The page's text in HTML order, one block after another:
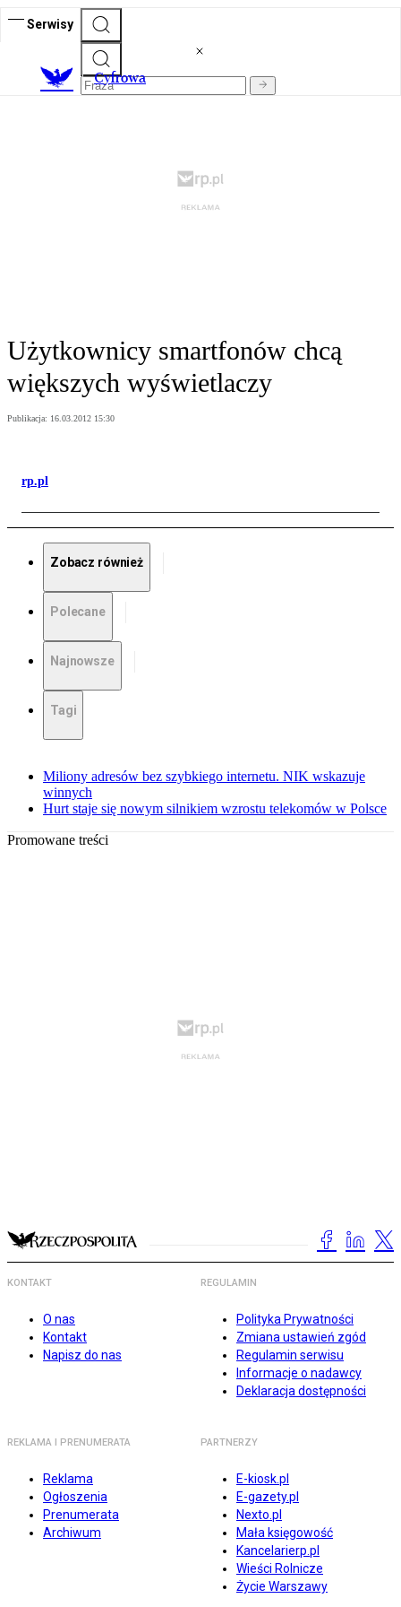
Serwisy
Cyfrowa
Użytkownicy smartfonów chcą
większych wyświetlaczy
Publikacja: 16.03.2012 15:30
rp.pl
Zobacz również
Polecane
Najnowsze
Tagi
Miliony adresów bez szybkiego internetu. NIK wskazuje
winnych
Hurt staje się nowym silnikiem wzrostu telekomów w Polsce
Promowane treści
KONTAKT
O nas
Kontakt
Napisz do nas
REGULAMIN
Polityka Prywatności
Zmiana ustawień zgód
Regulamin serwisu
Informacje o nadawcy
Deklaracja dostępności
REKLAMA I PRENUMERATA
Reklama
Ogłoszenia
Prenumerata
Archiwum
PARTNERZY
E-kiosk.pl
E-gazety.pl
Nexto.pl
Mała księgowość
Kancelarierp.pl
Wieści Rolnicze
Życie Warszawy